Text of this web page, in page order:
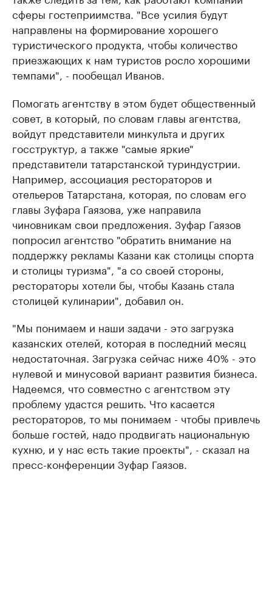
сферы гостеприимства. "Все усилия будут
направлены на формирование хорошего
туристического продукта, чтобы количество
приезжающих к нам туристов росло хорошими
темпами", - пообещал Иванов.
Помогать агентству в этом будет общественный
совет, в который, по словам главы агентства,
войдут представители минкульта и других
госструктур, а также "самые яркие"
представители татарстанской туриндустрии.
Например, ассоциация рестораторов и
отельеров Татарстана, которая, по словам его
главы Зуфара Гаязова, уже направила
чиновникам свои предложения. Зуфар Гаязов
попросил агентство "обратить внимание на
поддержку рекламы Казани как столицы спорта
и столицы туризма", "а со своей стороны,
рестораторы хотели бы, чтобы Казань стала
столицей кулинарии", добавил он.
"Мы понимаем и наши задачи - это загрузка
казанских отелей, которая в последний месяц
недостаточная. Загрузка сейчас ниже 40% - это
нулевой и минусовой вариант развития бизнеса.
Надеемся, что совместно с агентством эту
проблему удастся решить. Что касается
рестораторов, то мы понимаем - чтобы привлечь
больше гостей, надо продвигать национальную
кухню, и у нас есть такие проекты", - сказал на
пресс-конференции Зуфар Гаязов.